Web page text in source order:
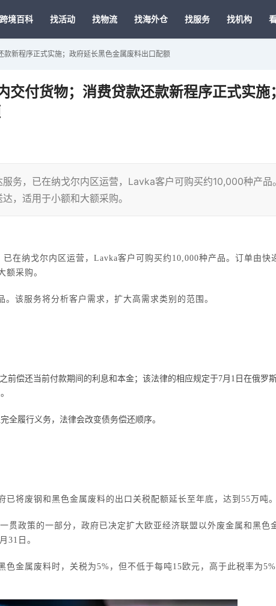
跨境百科 找活动 找物流 找海外仓 找服务 找机构
新程序正式实施；政府延长黑色金属废料出口配额
付货物；消费贷款还款新程序正式实施
务，已在纳戈尔内区运营，Lavka客户可购买约10,000种产品
，适用于小额和大额采购。
在纳戈尔内区运营，Lavka客户可购买约10,000种产品。订单由快
额采购。
该服务将分析客户需求，扩大高需求类别的范围。
前偿还当前付款期间的利息和本金；该法律的相应规定于7月1日在俄罗
全履行义务，法律会改变债务偿还顺序。
已将废钢和黑色金属废料的出口关税配额延长至年底，达到 55万吨
贯政策的一部分，政府已决定扩大 欧亚经济联盟 以外废金属和黑色
31日。
色金属废料时，关税为5%，但不低于每吨15欧元，高于此税率为